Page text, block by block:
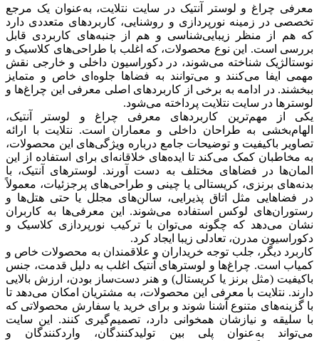
معرفی چراغ و لوستر آنتیک در سایت نتلایت، به‌عنوان یک مرجع
تخصصی در زمینه نورپردازی و روشنایی، کاربردهای متعددی دارد
که هم از منظر زیبایی‌شناسی و هم از جنبه‌های کاربردی قابل
بررسی است. این نوع محصولات، که اغلب با طراحی‌های کلاسیک و
نوستالژیک شناخته می‌شوند، در دکوراسیون داخلی و خارجی نقش
مهمی ایفا می‌کنند و می‌توانند به فضاها جلوه‌ای خاص و متمایز
ببخشند. در ادامه به برخی از کاربردهای اصلی معرفی این چراغ‌ها و
لوسترها در سایت نتلایت پرداخته می‌شود.
یکی از مهم‌ترین کاربردهای معرفی چراغ و لوستر آنتیک،
الهام‌بخشی به طراحان داخلی و معماران است. نتلایت با ارائه
تصاویر باکیفیت و توضیحات جامع درباره ویژگی‌های این محصولات،
به مخاطبان کمک می‌کند تا ایده‌های خلاقانه‌ای برای استفاده از این
المان‌ها در فضاهای مختلف به دست آورند. لوسترهای آنتیک، با
بدنه‌های برنزی، کریستالی یا چینی و طراحی‌های پرجزئیات، معمولاً
در فضاهایی مثل اتاق پذیرایی، سالن‌های مجلل یا حتی هتل‌ها و
رستوران‌های لوکس استفاده می‌شوند. این معرفی‌ها به کاربران
نشان می‌دهد که چگونه می‌توان با ترکیب نورپردازی کلاسیک و
دکوراسیون مدرن، تعادلی زیبا ایجاد کرد.
کاربرد دیگر، جلب توجه خریداران و علاقمندان به محصولات خاص و
کمیاب است. چراغ‌ها و لوسترهای آنتیک اغلب به دلیل قدمت، جنس
باکیفیت (مثل برنز یا کریستال) و هنر دست‌ساز بودن، ارزش بالایی
دارند. نتلایت با معرفی این محصولات، به مشتریان امکان می‌دهد تا
با گزینه‌های متنوع آشنا شوند و برای خرید یا سفارش محصولاتی که
با سلیقه و نیازشان همخوانی دارد، تصمیم‌گیری کنند. این سایت
می‌تواند به‌عنوان پلی بین تولیدکنندگان، واردکنندگان و